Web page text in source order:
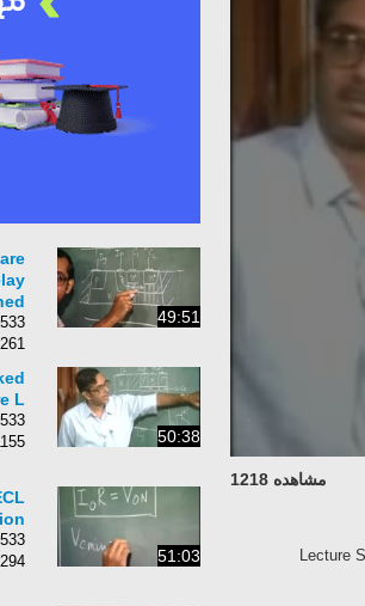
مشاهده 1218
Lecture
49:51
1261
50:38
L
1155
51:03
1294